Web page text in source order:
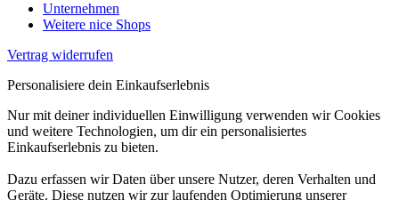
Unternehmen
Weitere nice Shops
Vertrag widerrufen
Personalisiere dein Einkaufserlebnis
Nur mit deiner individuellen Einwilligung verwenden wir Cookies
und weitere Technologien, um dir ein personalisiertes
Einkaufserlebnis zu bieten.
Dazu erfassen wir Daten über unsere Nutzer, deren Verhalten und
Geräte. Diese nutzen wir zur laufenden Optimierung unserer